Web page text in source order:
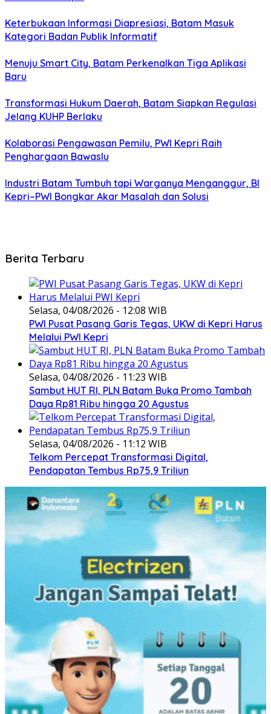
Keterbukaan Informasi Diapresiasi, Batam Masuk
Kategori Badan Publik Informatif
Menuju Smart City, Batam Perkenalkan Tiga Aplikasi
Baru
Transformasi Hukum Daerah, Batam Siapkan Regulasi
Jelang KUHP Berlaku
Kolaborasi Pengawasan Pemilu, PWI Kepri Raih
Penghargaan Bawaslu
Industri Batam Tumbuh tapi Warganya Menganggur, BI
Kepri–PWI Bongkar Akar Masalah dan Solusi
Berita Terbaru
Selasa, 04/08/2026 - 12:08 WIB
PWI Pusat Pasang Garis Tegas, UKW di Kepri Harus
Melalui PWI Kepri
Selasa, 04/08/2026 - 11:23 WIB
Sambut HUT RI, PLN Batam Buka Promo Tambah
Daya Rp81 Ribu hingga 20 Agustus
Selasa, 04/08/2026 - 11:12 WIB
Telkom Percepat Transformasi Digital,
Pendapatan Tembus Rp75,9 Triliun